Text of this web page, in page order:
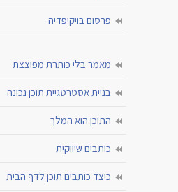
פרסום בויקיפדיה
מאמר בלי כותרת מפוצצת
בניית אסטרטגיית תוכן נכונה
התוכן הוא המלך
כותבים שיווקית
כיצד כותבים תוכן לדף הבית